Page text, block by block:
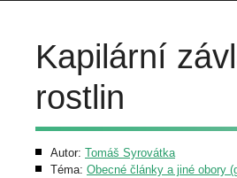
Kapilární
rostlin
Autor: Tomáš Syrovátka
Téma: Obecné články a jiné obory